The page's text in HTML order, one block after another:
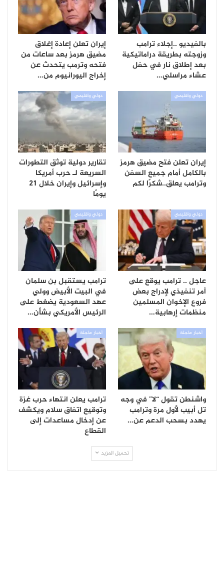
بالفيديو ..إجلاء ترامب
وزوجته بطريقة دراماتيكية
بعد إطلاق نار في حفل
عشاء مراسلي…
إيران تعلن إعادة إغلاق
مضيق هرمز بعد ساعات من
فتحه وترمب يتحدث عن
إخراج اليورانيوم من…
دولي واقليمي
إيران تعلن فتح مضيق هرمز
بالكامل أمام جميع السفن
وترامب يعلق..شكرًا لكم
دولي واقليمي
تقارير دولية توثق التطورات
السريعة لـ حرب أمريكا
وإسرائيل وإيران خلال 21
يومًا
دولي واقليمي
عاجل .. ترامب يوقع على
أمر تنفيذي لإدراج بعض
فروع الإخوان المسلمين
منظمات إرهابية…
دولي واقليمي
ترامب يستقبل بن سلمان
في البيت الأبيض وولي
عهد السعودية يضغط على
الرئيس الأمريكي بشأن…
أخبار عاجلة
واشنطن تقول “لا” في وجه
تل أبيب لأول مرة وترامب
يهدد بسحب الدعم عن…
أخبار عاجلة
ترامب يعلن انتهاء حرب غزة
وتوقيع اتفاق سلام ويكشف
عن إدخال مساعدات إلى
القطاع
تحميل المزيد